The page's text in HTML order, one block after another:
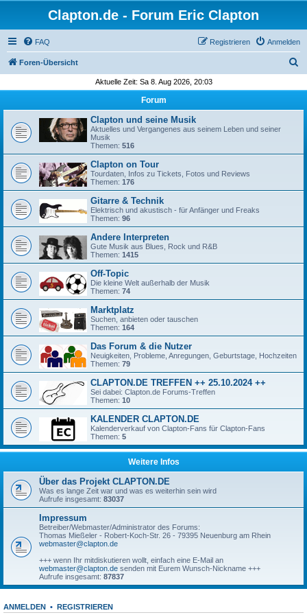
Clapton.de - Forum Eric Clapton
FAQ Anmelden
Registrieren
Foren-Übersicht
h
Aktuelle Zeit: Sa 8. Aug 2026, 20:03
Forum
Clapton und seine Musik
Aktuelles und Vergangenes aus seinem Leben und seiner
Musik
Themen: 516
Clapton on Tour
Tourdaten, Infos zu Tickets, Fotos und Reviews
Themen: 176
Gitarre & Technik
Elektrisch und akustisch - für Anfänger und Freaks
Themen: 96
Andere Interpreten
Gute Musik aus Blues, Rock und R&B
Themen: 1415
Off-Topic
Die kleine Welt außerhalb der Musik
Themen: 74
Marktplatz
Suchen, anbieten oder tauschen
Themen: 164
Das Forum & die Nutzer
Neuigkeiten, Probleme, Anregungen, Geburtstage, Hochzeiten
Themen: 79
CLAPTON.DE TREFFEN ++ 25.10.2024 ++
Sei dabei: Clapton.de Forums-Treffen
Themen: 10
KALENDER CLAPTON.DE
Kalenderverkauf von Clapton-Fans für Clapton-Fans
Themen: 5
Weitere Infos
Über das Projekt CLAPTON.DE
Was es lange Zeit war und was es weiterhin sein wird
Aufrufe insgesamt: 83037
Impressum
Betreiber/Webmaster/Administrator des Forums:
Thomas Mießeler - Robert-Koch-Str. 26 - 79395 Neuenburg am Rhein
webmaster@clapton.de
+++ wenn Ihr mitdiskutieren wollt, einfach eine E-Mail an
webmaster@clapton.de senden mit Eurem Wunsch-Nickname +++
Aufrufe insgesamt: 87837
ANMELDEN • REGISTRIEREN